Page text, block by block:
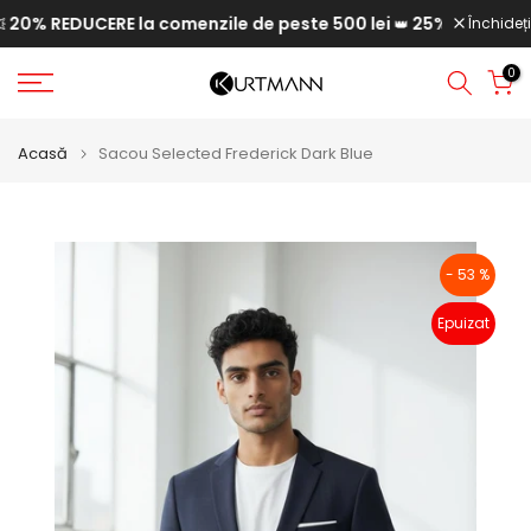
Săriți
la
conținut
REDUCERE la comenzile de peste 500 lei👑 25% Închideți
0
Acasă Sacou Selected Frederick Dark Blue
- 53 %
Epuizat